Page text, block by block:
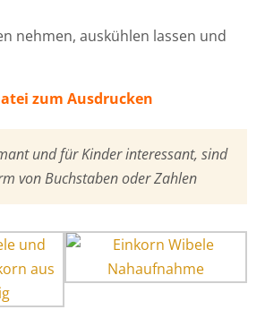
nehmen, auskühlen lassen und
zum Ausdrucken
und für Kinder interessant, sind
von Buchstaben oder Zahlen